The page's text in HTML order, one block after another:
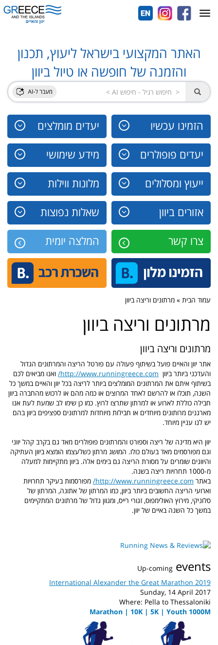
האתר המקצועי בישראל ליעוץ, תכנון
והזמנה של חופשה או טיול ביוון
הזמינו עכשיו יעדים מומלצים
יעדים פופולרים מידע שימושי
ייעוץ ומסלולים מלונות ווילות
אזורים ביוון שאלות נפוצות
צרו קשר המלצה יומית
Toggle
navigation
עמוד הבית » מרתונים וריצה ביוון
מרתונים וריצה ביוון
מרתונים וריצה ביוון
אתר יוון והאיים פועל בשיתוף פעולה עם פורטל הריצה והמרתונים הגדול
והעדכני ביותר ביוון http://www.runningreece.com/ ואנו מביאים לכם
בשיתוף איתם את המרתונים המומלצים ביותר לריצה בכל יוון והאיים במשך כל
השנה, תוכלו או להרשם לאחד המרוצים או כמה מהם או לרכוש מהחברה ביוון
חבילה כוללת לארוע או למרתון שתרצו לרוץ. כמו כן שימו לב שמעת לעת אנו
מארגנים מרותונים מיוחדים או חבילות מיוחדות למרתונים ספציפים ביוון בהם
יש לנו עניין מיוחד.
יוון היא מדינה של ריצה וספורט והמרתונים פופולרים מאד גם בקרב קהל יווני
וגם מפורסמים מאד בעולם כולו. המושג מרתון כשלעצמו הומצא ביוון העתיקה
והיוונים שומרים על מסורת הריצה גם בימים אלה. ביוון מתקיימות למעלה
מ-1000 תחרויות ריצה בשנה.
באתר http://www.runningreece.com/ מפורסמות בעיקר תחרויות
וארועי הריצה החשובים ביותר ביוון, כמו המרתון של אתונה, המרתון של
סלוניקי, מירוץ האולימפוס, זגורי רייס, ומגוון גדול של מרתונים המתקיימים
במשך כל השנה באיים של יוון.
Up-coming events
International Alexander the Great Marathon 2019
Sunday, 14 April 2017
Where: Pella to Thessaloniki
Marathon | 10K | 5K | Youth 1000M